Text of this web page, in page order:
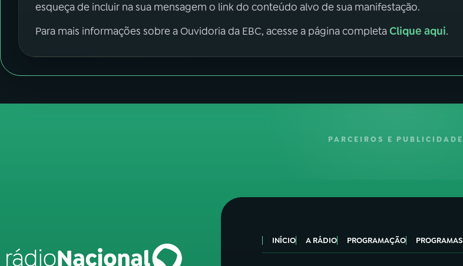
esqueça de incluir na sua mensagem o link do conteúdo alvo de sua manifestação.
Para mais informações sobre a Ouvidoria da EBC, acesse a página completaClique aqui.
PARCEIROS E PUBLICIDADE
INÍCIO A RÁDIO PROGRAMAÇÃO PROGRAMAS